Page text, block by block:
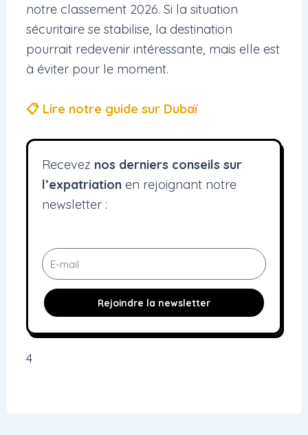
notre classement 2026. Si la situation
sécuritaire se stabilise, la destination
pourrait redevenir intéressante, mais elle est
à éviter pour le moment.
📋 Lire notre guide sur Dubaï
Recevez nos derniers conseils sur
l’expatriation en rejoignant notre
newsletter :
E
-
m
a
i
Rejoindre la newsletter
4